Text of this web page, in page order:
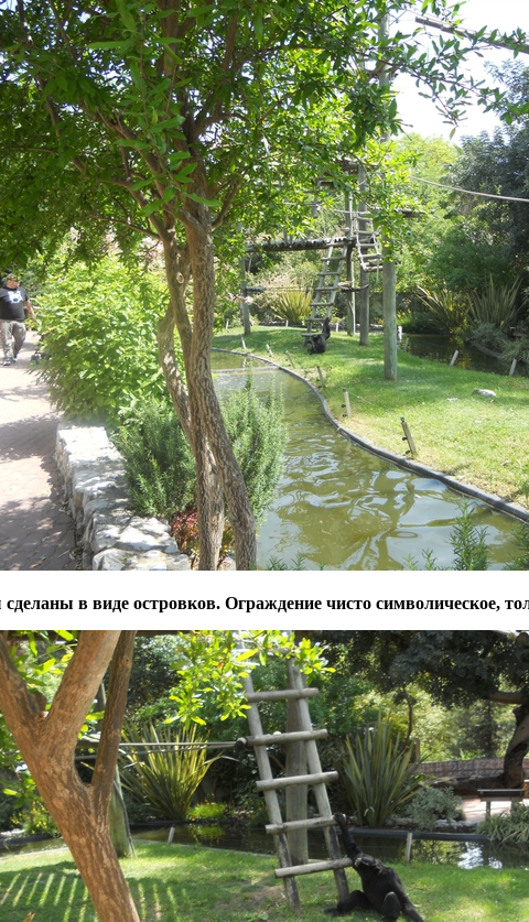
в виде островков. Ограждение чисто символическое,